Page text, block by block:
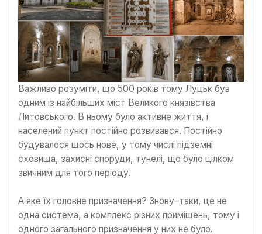
Важливо розуміти, що 500 років тому Луцьк був
одним із найбільших міст Великого князівства
Литовського. В ньому було активне життя, і
населений пункт постійно розвивався. Постійно
будувалося щось нове, у тому числі підземні
сховища, захисні споруди, тунелі, що було цілком
звичним для того періоду.
А яке їх головне призначення? Знову–таки, це не
одна система, а комплекс різних приміщень, тому і
одного загального призначення у них не було.